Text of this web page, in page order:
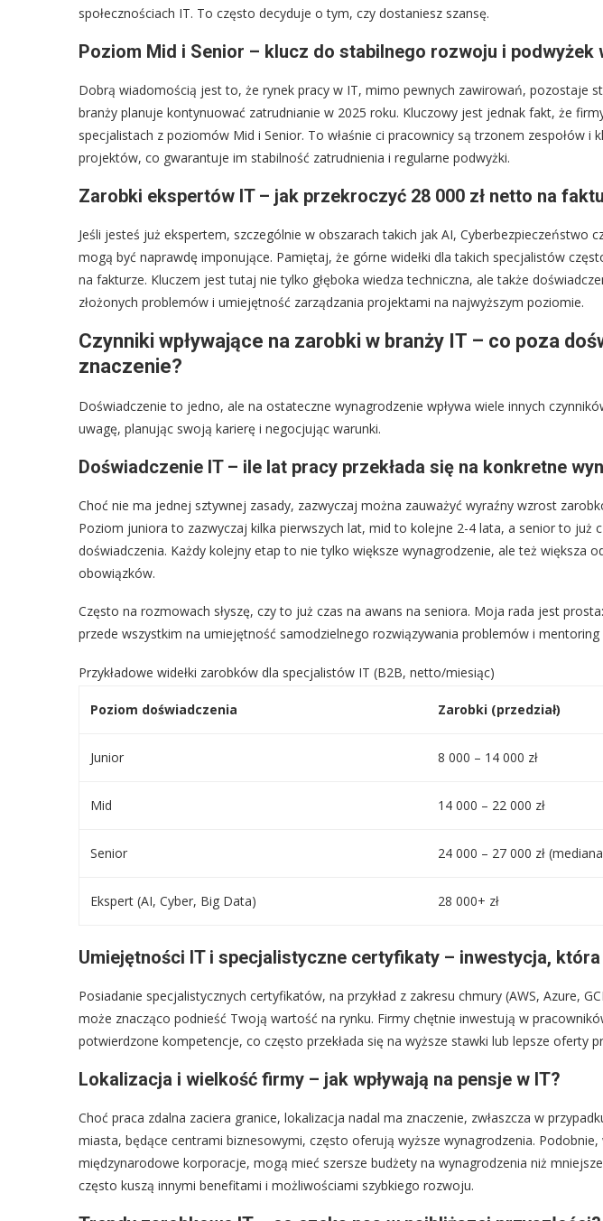
społecznościach IT. To często decyduje o tym, czy dostaniesz szansę.
Poziom Mid i Senior – klucz do stabilnego rozwoju i podwyżek
Dobrą wiadomością jest to, że rynek pracy w IT, mimo pewnych zawirowań, pozostaje
branży planuje kontynuować zatrudnianie w 2025 roku. Kluczowy jest jednak fakt, że
specjalistach z poziomów Mid i Senior. To właśnie ci pracownicy są trzonem zespołów i
projektów, co gwarantuje im stabilność zatrudnienia i regularne podwyżki.
Zarobki ekspertów IT – jak przekroczyć 28 000 zł netto na
Jeśli jesteś już ekspertem, szczególnie w obszarach takich jak AI, Cyberbezpieczeństwo
mogą być naprawdę imponujące. Pamiętaj, że górne widełki dla takich specjalistów
na fakturze. Kluczem jest tutaj nie tylko głęboka wiedza techniczna, ale także
złożonych problemów i umiejętność zarządzania projektami na najwyższym poziomie.
Czynniki wpływające na zarobki w branży IT – co poza
znaczenie?
Doświadczenie to jedno, ale na ostateczne wynagrodzenie wpływa wiele innych
uwagę, planując swoją karierę i negocjując warunki.
Doświadczenie IT – ile lat pracy przekłada się na konkretne
Choć nie ma jednej sztywnej zasady, zazwyczaj można zauważyć wyraźny wzrost
Poziom juniora to zazwyczaj kilka pierwszych lat, mid to kolejne 2-4 lata, a senior to już
doświadczenia. Każdy kolejny etap to nie tylko większe wynagrodzenie, ale też większa
obowiązków.
Często na rozmowach słyszę, czy to już czas na awans na seniora. Moja rada jest
przede wszystkim na umiejętność samodzielnego rozwiązywania problemów i mentoring
Przykładowe widełki zarobków dla specjalistów IT (B2B, netto/miesiąc)
Poziom doświadczenia Zarobki (przedział)
Junior 8 000 – 14 000 zł
Mid 14 000 – 22 000 zł
Senior 24 000 – 27 000 zł
Ekspert (AI, Cyber, Big Data) 28 000+ zł
Umiejętności IT i specjalistyczne certyfikaty – inwestycja, która
Posiadanie specjalistycznych certyfikatów, na przykład z zakresu chmury (AWS, Azure,
może znacząco podnieść Twoją wartość na rynku. Firmy chętnie inwestują w
potwierdzone kompetencje, co często przekłada się na wyższe stawki lub lepsze oferty
Lokalizacja i wielkość firmy – jak wpływają na pensje w IT?
Choć praca zdalna zaciera granice, lokalizacja nadal ma znaczenie, zwłaszcza w
miasta, będące centrami biznesowymi, często oferują wyższe wynagrodzenia. Podobnie,
międzynarodowe korporacje, mogą mieć szersze budżety na wynagrodzenia niż
często kuszą innymi benefitami i możliwościami szybkiego rozwoju.